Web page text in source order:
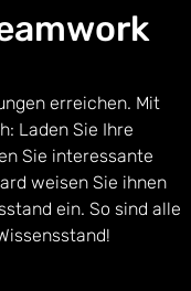
erreichen. Mit
Laden Sie Ihre
Sie interessante
weisen Sie ihnen
ein. So sind alle